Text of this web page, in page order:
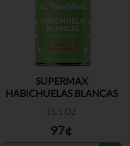
SUPERMAX
HABICHUELAS BLANCAS
15.5 OZ
97¢